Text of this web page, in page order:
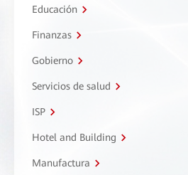
Educación
Finanzas
Gobierno
Servicios de salud
ISP
Hotel and Building
Manufactura